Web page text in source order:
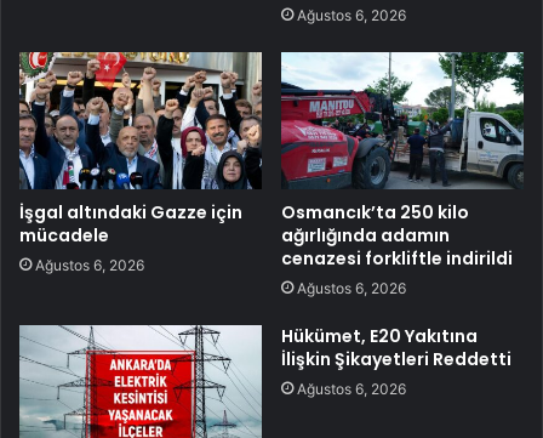
Ağustos 6, 2026
İşgal altındaki Gazze için
mücadele
Ağustos 6, 2026
Osmancık’ta 250 kilo
ağırlığında adamın
cenazesi forkliftle indirildi
Ağustos 6, 2026
Hükümet, E20 Yakıtına
İlişkin Şikayetleri Reddetti
Ağustos 6, 2026